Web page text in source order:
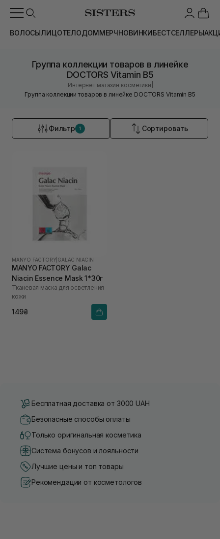
ВОЛОСЫЛИЦОТЕЛОДОММЕРЧНОВИНКИБЕСТСЕЛЛЕРЫ
Группа коллекции товаров в линейке
DOCTORS Vitamin B5
Интернет магазин косметики
Группа коллекции товаров в линейке DOCTORS Vitamin B5
Фильтр 1 Сортировать
MANYO FACTORY GALAC NIACIN
MANYO FACTORY Galac
Niacin Essence Mask 1*30г
Тканевая маска для осветления
кожи
149₴
Бесплатная доставка от 3000 UAH
Безопасные способы оплаты
Только оригинальная косметика
Система бонусов и лояльности
Лучшие цены и топ товары
Рекомендации от косметологов